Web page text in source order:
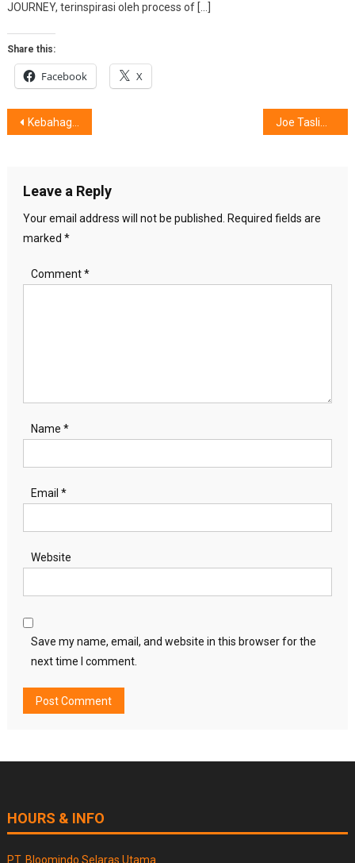
JOURNEY, terinspirasi oleh process of […]
Share this:
Facebook X
Post
Kebahagiaan (Juga) Milik Penyandang Disabiltas Joe Taslim : “Saya Tidak Mampu Berdekatan Dengan ……………….”
Leave a Reply
Your email address will not be published. Required fields are
marked *
Comment*
Name *
Email *
Website
Save my name, email, and website in this browser for the
next time I comment.
HOURS & INFO
PT. Bloomindo Selaras Utama